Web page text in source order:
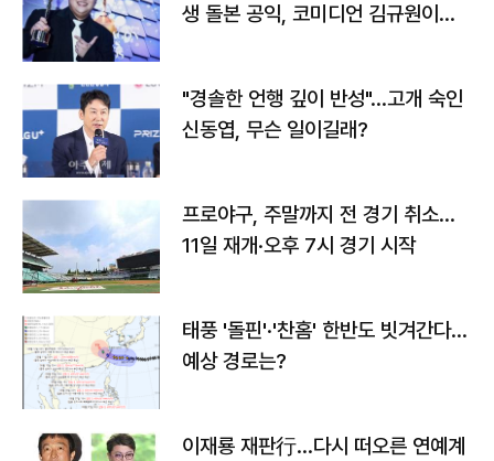
생 돌본 공익, 코미디언 김규원이었
"경솔한 언행 깊이 반성"…고개 숙인
신동엽, 무슨 일이길래?
프로야구, 주말까지 전 경기 취소…
11일 재개·오후 7시 경기 시작
태풍 '돌핀'·'찬홈' 한반도 빗겨간다…
예상 경로는?
이재룡 재판行…다시 떠오른 연예계